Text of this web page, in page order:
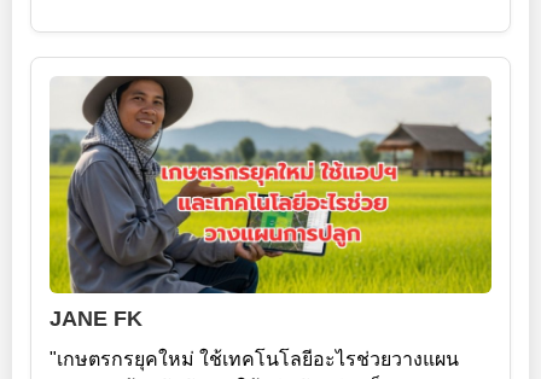
JANE FK
"เกษตรกรยุคใหม่ ใช้เทคโนโลยีอะไรช่วยวางแผน